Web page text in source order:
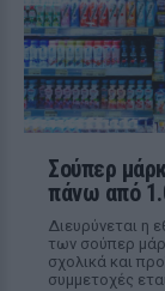
Σούπερ
πάνω από
Διευρύνεται η
των σούπερ
σχολικά και
συμμετοχές